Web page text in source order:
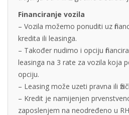
Financiranje vozila
– Vozila možemo ponuditi uz
kredita ili leasinga.
– Također nudimo i opciju
leasinga na 3 rate za vozila koja
opciju.
– Leasing može uzeti pravna ili
– Kredit je namijenjen
zaposlenjem na neodređeno u